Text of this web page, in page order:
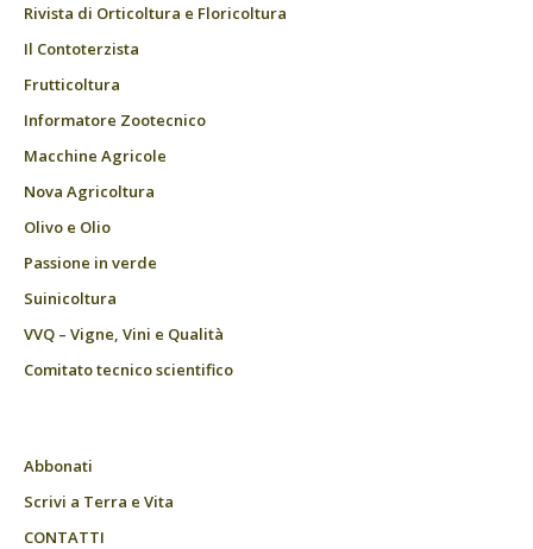
Rivista di Orticoltura e Floricoltura
Il Contoterzista
Frutticoltura
Informatore Zootecnico
Macchine Agricole
Nova Agricoltura
Olivo e Olio
Passione in verde
Suinicoltura
VVQ – Vigne, Vini e Qualità
Comitato tecnico scientifico
Abbonati
Scrivi a Terra e Vita
CONTATTI